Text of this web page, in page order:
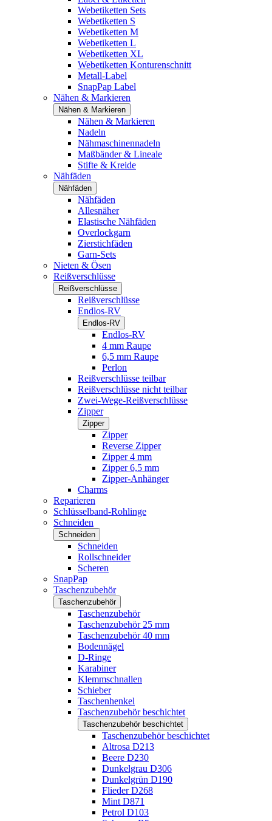
Webetiketten Sets
Webetiketten S
Webetiketten M
Webetiketten L
Webetiketten XL
Webetiketten Konturenschnitt
Metall-Label
SnapPap Label
Nähen & Markieren
Nähen & Markieren
Nähen & Markieren
Nadeln
Nähmaschinennadeln
Maßbänder & Lineale
Stifte & Kreide
Nähfäden
Nähfäden
Nähfäden
Allesnäher
Elastische Nähfäden
Overlockgarn
Zierstichfäden
Garn-Sets
Nieten & Ösen
Reißverschlüsse
Reißverschlüsse
Reißverschlüsse
Endlos-RV
Endlos-RV
Endlos-RV
4 mm Raupe
6,5 mm Raupe
Perlon
Reißverschlüsse teilbar
Reißverschlüsse nicht teilbar
Zwei-Wege-Reißverschlüsse
Zipper
Zipper
Zipper
Reverse Zipper
Zipper 4 mm
Zipper 6,5 mm
Zipper-Anhänger
Charms
Reparieren
Schlüsselband-Rohlinge
Schneiden
Schneiden
Schneiden
Rollschneider
Scheren
SnapPap
Taschenzubehör
Taschenzubehör
Taschenzubehör
Taschenzubehör 25 mm
Taschenzubehör 40 mm
Bodennägel
D-Ringe
Karabiner
Klemmschnallen
Schieber
Taschenhenkel
Taschenzubehör beschichtet
Taschenzubehör beschichtet
Taschenzubehör beschichtet
Altrosa D213
Beere D230
Dunkelgrau D306
Dunkelgrün D190
Flieder D268
Mint D871
Petrol D103